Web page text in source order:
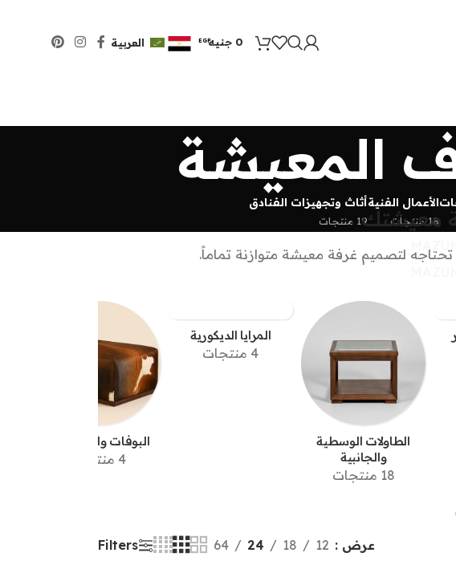
0 جنيه EGP العربية
المعيشة
الأعمال الفنية
18 منتجات
أثاث وتجهيزات الفنادق
19 منتجاتمعيشتك
لتصميم غرفة معيشة متوازنة تماماً.
الطاولات الوسطية
والجانبية
18 منتجات
المرايا الديكورية
4 منتجات
البوفات والعثمانيات
4 منتجات
عرض 12
18
24
64
Filters